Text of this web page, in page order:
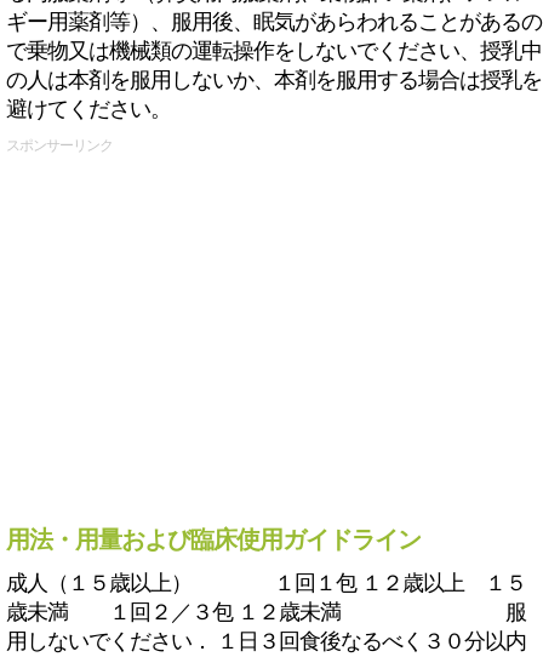
ギー用薬剤等）、服用後、眠気があらわれることがあるの
で乗物又は機械類の運転操作をしないでください、授乳中
の人は本剤を服用しないか、本剤を服用する場合は授乳を
避けてください。
スポンサーリンク
用法・用量および臨床使用ガイドライン
成人（１５歳以上） １回１包 １２歳以上 １５
歳未満 １回２／３包 １２歳未満 服
用しないでください． １日３回食後なるべく３０分以内